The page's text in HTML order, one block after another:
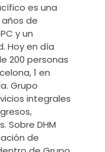
es una
de
y un
Hoy en día
200 personas
1 en
Grupo
integrales
Sobre DHM
de